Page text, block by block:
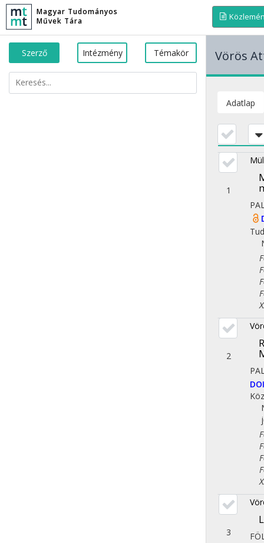
Magyar Tudományos
Művek Tára
Szerző Intézmény Témakör Vörös
Adatlap
1
2
DOI
3